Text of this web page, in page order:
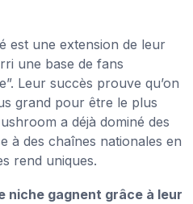
est une extension de leur
une base de fans
Leur succès prouve qu’on
grand pour être le plus
a déjà dominé des
à des chaînes nationales en
rend uniques.
niche gagnent grâce à leur